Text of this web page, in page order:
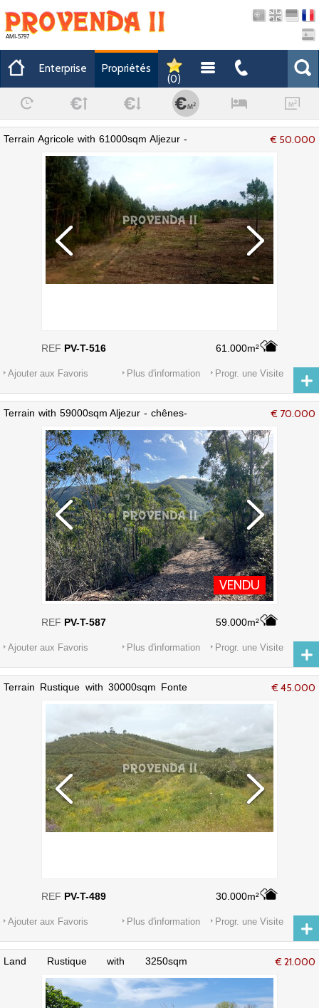
AMI-5797
Enterprise
Propriétés
(0)
€ 50.000
Terrain Agricole with 61000sqm Aljezur -
61.000m²
REF PV-T-516
Ajouter aux Favoris Progr. une Visite
Plus d'information
€ 70.000
Terrain with 59000sqm Aljezur - chênes-
VENDU
59.000m²
REF PV-T-587
Ajouter aux Favoris Progr. une Visite
Plus d'information
€ 45.000
Terrain Rustique with 30000sqm Fonte
30.000m²
REF PV-T-489
Ajouter aux Favoris Progr. une Visite
Plus d'information
€ 21.000
Land Rustique with 3250sqm